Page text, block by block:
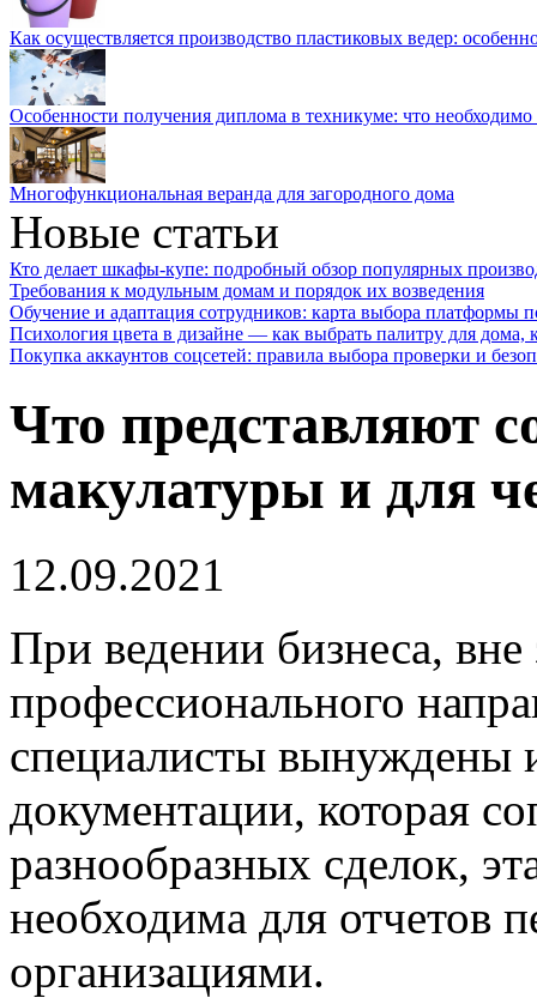
Как осуществляется производство пластиковых ведер:
Особенности получения диплома в техникуме: что необходимо
Многофункциональная веранда для загородного дома
Новые статьи
Кто делает шкафы-купе: подробный обзор популярных
Требования к модульным домам и порядок их возведения
Обучение и адаптация сотрудников: карта выбора платформы
Психология цвета в дизайне — как выбрать палитру для дома,
Покупка аккаунтов соцсетей: правила выбора проверки и
Что представляют
макулатуры и для
12.09.2021
При ведении бизнеса,
профессионального
специалисты вынуждены
документации, которая
разнообразных сделок,
необходима для отчетов
организациями.